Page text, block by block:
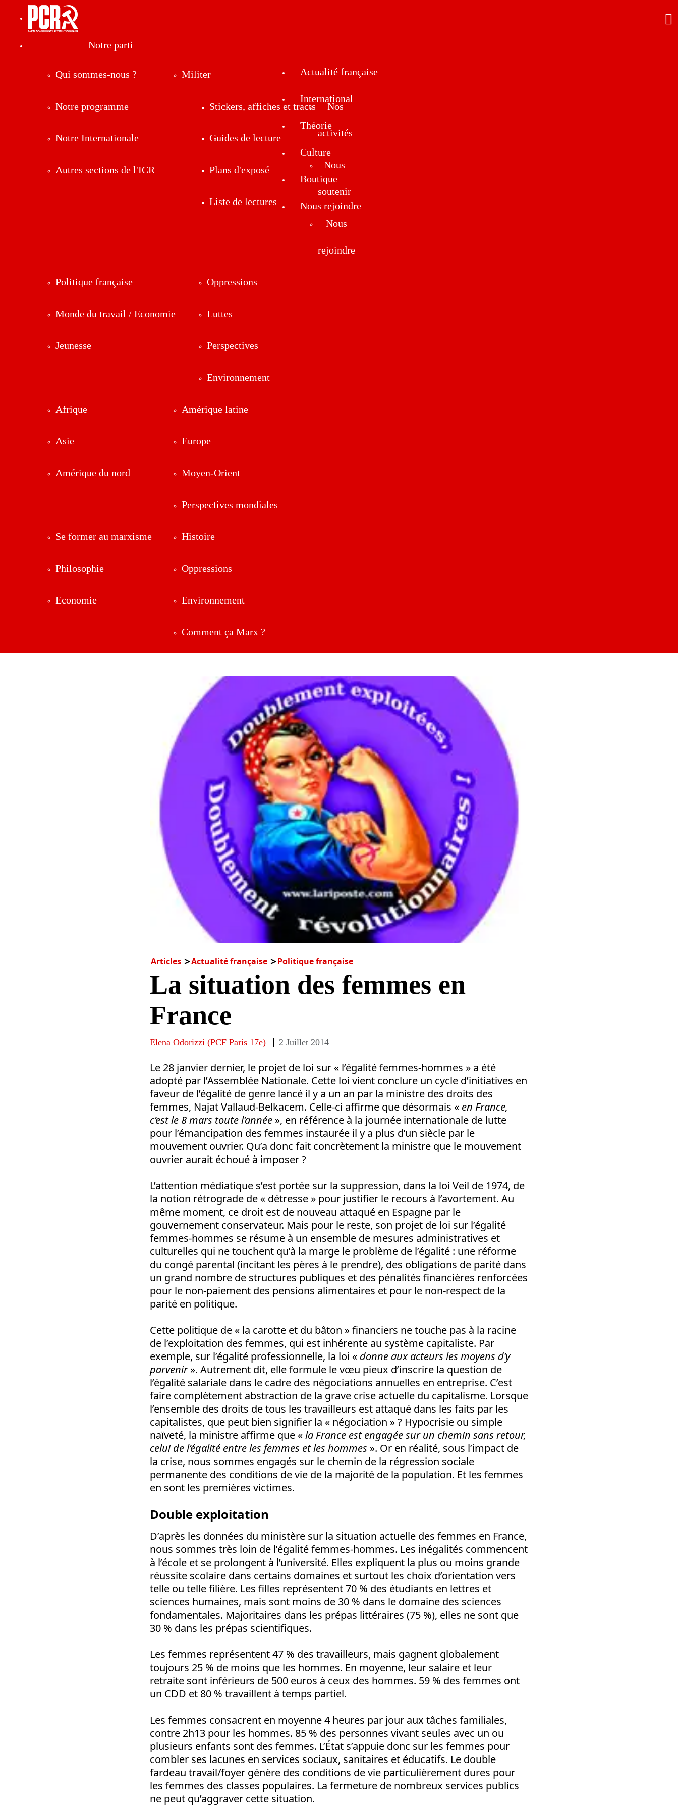
Notre parti
Qui sommes-nous ?
Notre programme
Notre Internationale
Autres sections de l'ICR
Militer
Stickers, affiches et tracts
Guides de lecture
Plans d'exposé
Liste de lectures
Nos
activités
Nous
soutenir
Nous
rejoindre
Actualité française
Politique française
Monde du travail / Economie
Jeunesse
Oppressions
Luttes
Perspectives
Environnement
International
Afrique
Asie
Amérique du nord
Amérique latine
Europe
Moyen-Orient
Perspectives mondiales
Théorie
Se former au marxisme
Philosophie
Economie
Histoire
Oppressions
Environnement
Comment ça Marx ?
Culture
Boutique
Nous rejoindre
Articles Actualité française Politique française
La situation des femmes en
France
Elena Odorizzi (PCF Paris 17e) 2 Juillet 2014
Le 28 janvier dernier, le projet de loi sur « l’égalité femmes-hommes » a été
adopté par l’Assemblée Nationale. Cette loi vient conclure un cycle d’initiatives en
faveur de l’égalité de genre lancé il y a un an par la ministre des droits des
femmes, Najat Vallaud-Belkacem. Celle-ci affirme que désormais « en France,
c’est le 8 mars toute l’année », en référence à la journée internationale de lutte
pour l’émancipation des femmes instaurée il y a plus d’un siècle par le
mouvement ouvrier. Qu’a donc fait concrètement la ministre que le mouvement
ouvrier aurait échoué à imposer ?
L’attention médiatique s’est portée sur la suppression, dans la loi Veil de 1974, de
la notion rétrograde de « détresse » pour justifier le recours à l’avortement. Au
même moment, ce droit est de nouveau attaqué en Espagne par le
gouvernement conservateur. Mais pour le reste, son projet de loi sur l’égalité
femmes-hommes se résume à un ensemble de mesures administratives et
culturelles qui ne touchent qu’à la marge le problème de l’égalité : une réforme
du congé parental (incitant les pères à le prendre), des obligations de parité dans
un grand nombre de structures publiques et des pénalités financières renforcées
pour le non-paiement des pensions alimentaires et pour le non-respect de la
parité en politique.
Cette politique de « la carotte et du bâton » financiers ne touche pas à la racine
de l’exploitation des femmes, qui est inhérente au système capitaliste. Par
exemple, sur l’égalité professionnelle, la loi « donne aux acteurs les moyens d’y
parvenir». Autrement dit, elle formule le vœu pieux d’inscrire la question de
l’égalité salariale dans le cadre des négociations annuelles en entreprise. C’est
faire complètement abstraction de la grave crise actuelle du capitalisme. Lorsque
l’ensemble des droits de tous les travailleurs est attaqué dans les faits par les
capitalistes, que peut bien signifier la « négociation » ? Hypocrisie ou simple
naïveté, la ministre affirme que «la France est engagée sur un chemin sans retour,
celui de l’égalité entre les femmes et les hommes ». Or en réalité, sous l’impact de
la crise, nous sommes engagés sur le chemin de la régression sociale
permanente des conditions de vie de la majorité de la population. Et les femmes
en sont les premières victimes.
Double exploitation
D’après les données du ministère sur la situation actuelle des femmes en France,
nous sommes très loin de l’égalité femmes-hommes. Les inégalités commencent
à l’école et se prolongent à l’université. Elles expliquent la plus ou moins grande
réussite scolaire dans certains domaines et surtout les choix d’orientation vers
telle ou telle filière. Les filles représentent 70 % des étudiants en lettres et
sciences humaines, mais sont moins de 30 % dans le domaine des sciences
fondamentales. Majoritaires dans les prépas littéraires (75 %), elles ne sont que
30 % dans les prépas scientifiques.
Les femmes représentent 47 % des travailleurs, mais gagnent globalement
toujours 25 % de moins que les hommes. En moyenne, leur salaire et leur
retraite sont inférieurs de 500 euros à ceux des hommes. 59 % des femmes ont
un CDD et 80 % travaillent à temps partiel.
Les femmes consacrent en moyenne 4 heures par jour aux tâches familiales,
contre 2h13 pour les hommes. 85 % des personnes vivant seules avec un ou
plusieurs enfants sont des femmes. L’État s’appuie donc sur les femmes pour
combler ses lacunes en services sociaux, sanitaires et éducatifs. Le double
fardeau travail/foyer génère des conditions de vie particulièrement dures pour
les femmes des classes populaires. La fermeture de nombreux services publics
ne peut qu’aggraver cette situation.